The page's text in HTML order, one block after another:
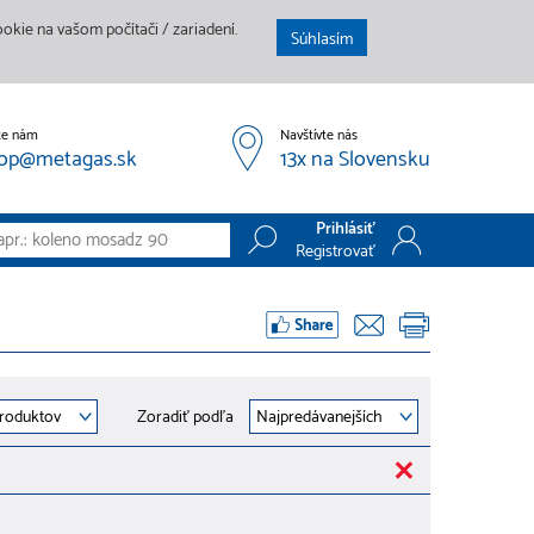
na vašom počítači / zariadení.
Súhlasím
nám Navštívte nás
13x na Slovensku
Prihlásiť
Registrovať
Registrovať
Zoradiť podľa